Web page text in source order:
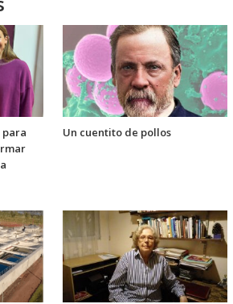
para
Un cuentito de pollos